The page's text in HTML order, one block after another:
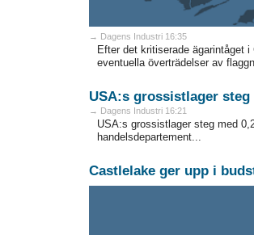
→ Dagens Industri 16:35
Efter det kritiserade ägarintåget
eventuella överträdelser av
USA:s grossistlager
→ Dagens Industri 16:21
USA:s grossistlager steg med
handelsdepartement...
Castlelake ger upp i